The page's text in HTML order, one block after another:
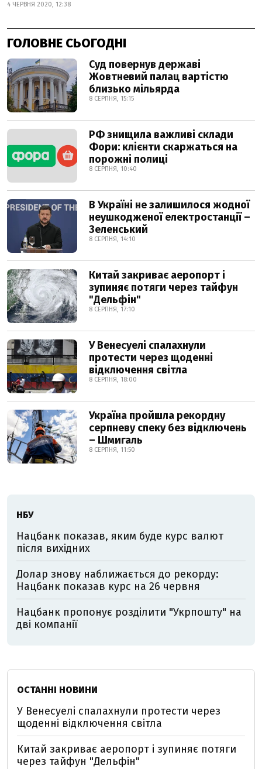
4 ЧЕРВНЯ 2020, 12:38
ГОЛОВНЕ СЬОГОДНІ
Суд повернув державі
Жовтневий палац вартістю
близько мільярда
8 СЕРПНЯ, 15:15
РФ знищила важливі склади
Фори: клієнти скаржаться на
порожні полиці
8 СЕРПНЯ, 10:40
В Україні не залишилося жодної
неушкодженої електростанції –
Зеленський
8 СЕРПНЯ, 14:10
Китай закриває аеропорт і
зупиняє потяги через тайфун
"Дельфін"
8 СЕРПНЯ, 17:10
У Венесуелі спалахнули
протести через щоденні
відключення світла
8 СЕРПНЯ, 18:00
Україна пройшла рекордну
серпневу спеку без відключень
– Шмигаль
8 СЕРПНЯ, 11:50
НБУ
Нацбанк показав, яким буде курс валют
після вихідних
Долар знову наближається до рекорду:
Нацбанк показав курс на 26 червня
Нацбанк пропонує розділити "Укрпошту" на
дві компанії
ОСТАННІ НОВИНИ
У Венесуелі спалахнули протести через
щоденні відключення світла
Китай закриває аеропорт і зупиняє потяги
через тайфун "Дельфін"